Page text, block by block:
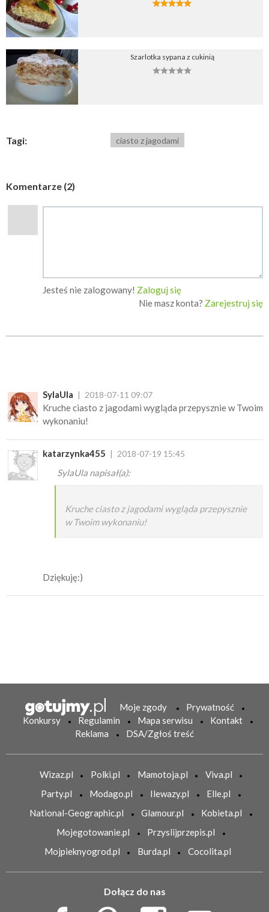
Szarlotka sypana z cukinią
Tagi: ciasto z jagodami
Komentarze (2)
Jesteś nie zalogowany! Zaloguj się
Nie masz konta? Zarejestruj się
SylaUla 2018-07-11 09:07
Kruche ciasto z jagodami wygląda przepysznie w Twoim
wykonaniu!
katarzynka455 2018-07-19 15:45
SylaUla napisał(a):
Kruche ciasto z jagodami wygląda przepysznie
w Twoim wykonaniu!
Dziękuję:)
Moje zgody
Prywatność
Konkursy
Regulamin Mapa serwisu
Kontakt
Reklama
DSA/Zgłoś treść
Wizaz.pl Polki.pl Mamotoja.pl
Viva.pl
Party.pl
Modago.pl Ilewazy.pl
Elle.pl
National-Geographic.pl
Glamour.pl
Kobieta.pl
Mojegotowanie.pl
Przyslijprzepis.pl
Mojpieknyogrod.pl
Burda.pl Cocolita.pl
Dołącz do nas